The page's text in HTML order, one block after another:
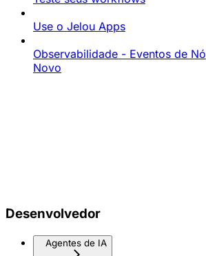
Use o Jelou Apps
Observabilidade - Eventos de Nó
Novo
Desenvolvedor
Agentes de IA